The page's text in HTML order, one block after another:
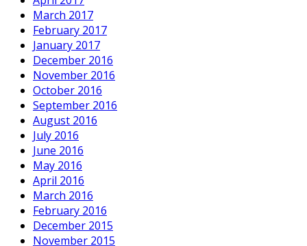
March 2017
February 2017
January 2017
December 2016
November 2016
October 2016
September 2016
August 2016
July 2016
June 2016
May 2016
April 2016
March 2016
February 2016
December 2015
November 2015